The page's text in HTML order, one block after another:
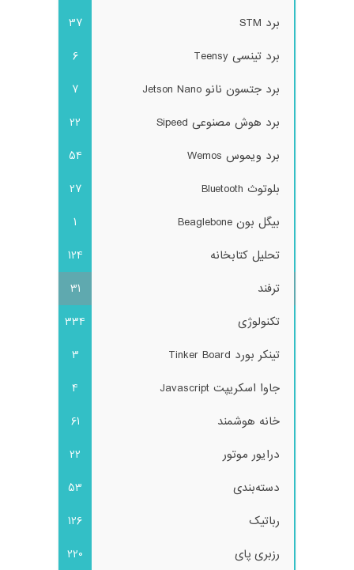
برد STM
37
برد تینسی Teensy
6
برد جتسون نانو Jetson Nano
7
برد هوش مصنوعی Sipeed
22
برد ویموس Wemos
54
بلوتوث Bluetooth
27
بیگل بون Beaglebone
1
تحلیل کتابخانه
124
ترفند
31
تکنولوژی
334
تینکر بورد Tinker Board
3
جاوا اسکریپت Javascript
4
خانه هوشمند
61
درایور موتور
22
دسته‌بندی
53
رباتیک
126
رزبری پای
220